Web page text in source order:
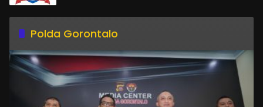
Polda Gorontalo